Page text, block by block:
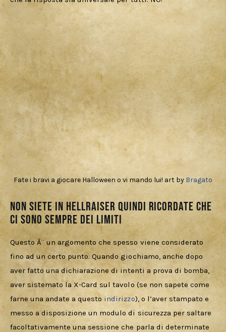
Fate i bravi a giocare Halloween o vi mando lui! art by Bragato
Non siete in Hellraiser quindi ricordate che
ci sono sempre dei limiti
Questo Ã¨ un argomento che spesso viene considerato
fino ad un certo punto. Quando giochiamo, anche dopo
aver fatto una dichiarazione di intenti a prova di bomba,
aver sistemato la X-Card sul tavolo (se non sapete come
farne una andate a questo indirizzo), o l’aver stampato e
messo a disposizione un modulo di sicurezza per saltare
facoltativamente una sessione che parla di determinate